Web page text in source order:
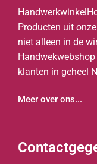
Producten uit
niet alleen in de
klanten in geheel
Meer over ons...